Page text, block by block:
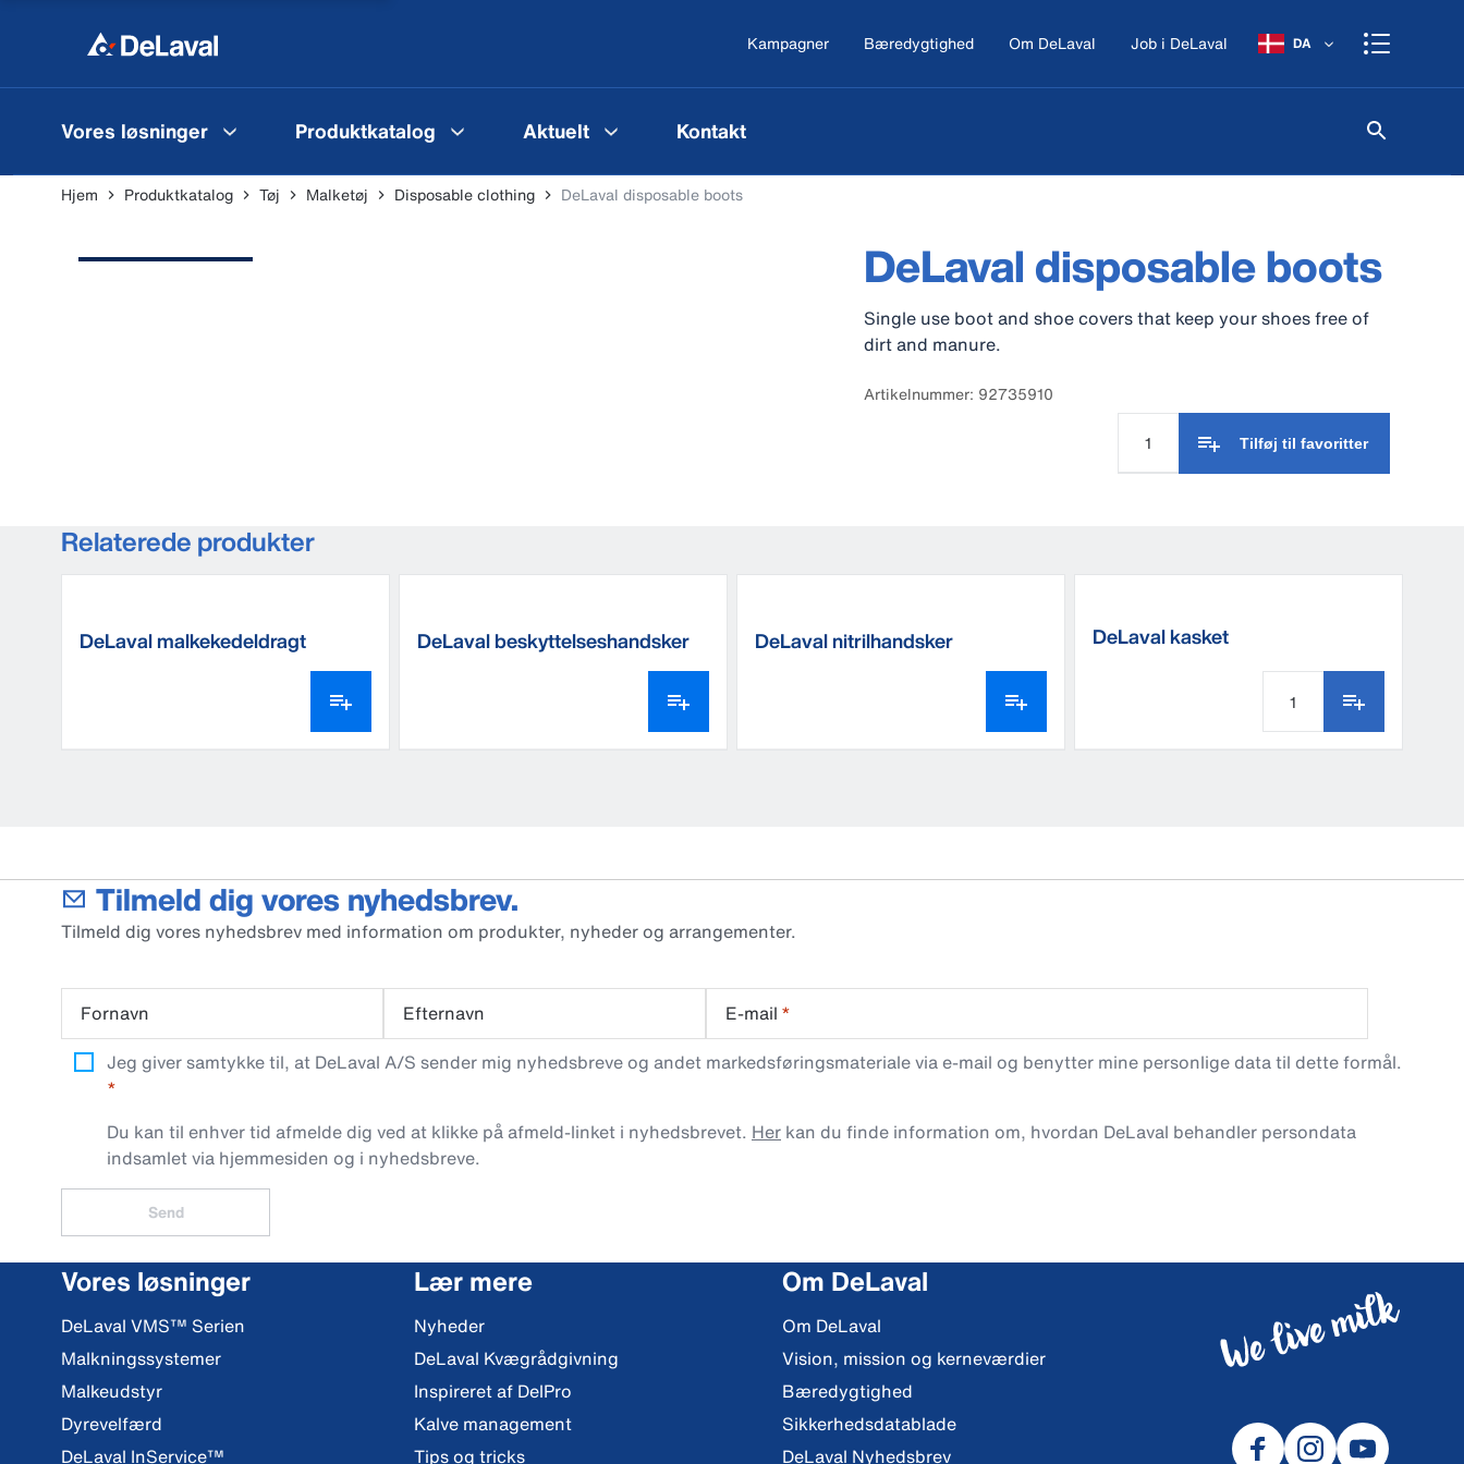
Kampagner Bæredygtighed Om DeLaval Job i DeLaval DA
Vores løsninger Produktkatalog Aktuelt Kontakt
Hjem Produktkatalog Tøj Malketøj Disposable clothing DeLaval disposable boots
DeLaval disposable boots
Single use boot and shoe covers that keep your shoes free of
dirt and manure.
Artikelnummer: 92735910
Tilføj til favoritter
Relaterede produkter
DeLaval malkekedeldragt
DeLaval beskyttelseshandsker
DeLaval nitrilhandsker DeLaval kasket
Tilmeld dig vores nyhedsbrev.
Tilmeld dig vores nyhedsbrev med information om produkter, nyheder og arrangementer.
Fornavn Efternavn E-mail *
Jeg giver samtykke til, at DeLaval A/S sender mig nyhedsbreve og andet markedsføringsmateriale via e-mail og benytter mine personlige data til dette formål.
Du kan til enhver tid afmelde dig ved at klikke på afmeld-linket i nyhedsbrevet. Her kan du finde information om, hvordan DeLaval behandler persondata
indsamlet via hjemmesiden og i nyhedsbreve.
Send
Vores løsninger
DeLaval VMS™ Serien
Malkningssystemer
Malkeudstyr
Dyrevelfærd
DeLaval InService™
Lær mere
Nyheder
DeLaval Kvægrådgivning
Inspireret af DelPro
Kalve management
Tips og tricks
Om DeLaval
Om DeLaval
Vision, mission og kerneværdier
Bæredygtighed
Sikkerhedsdatablade
DeLaval Nyhedsbrev